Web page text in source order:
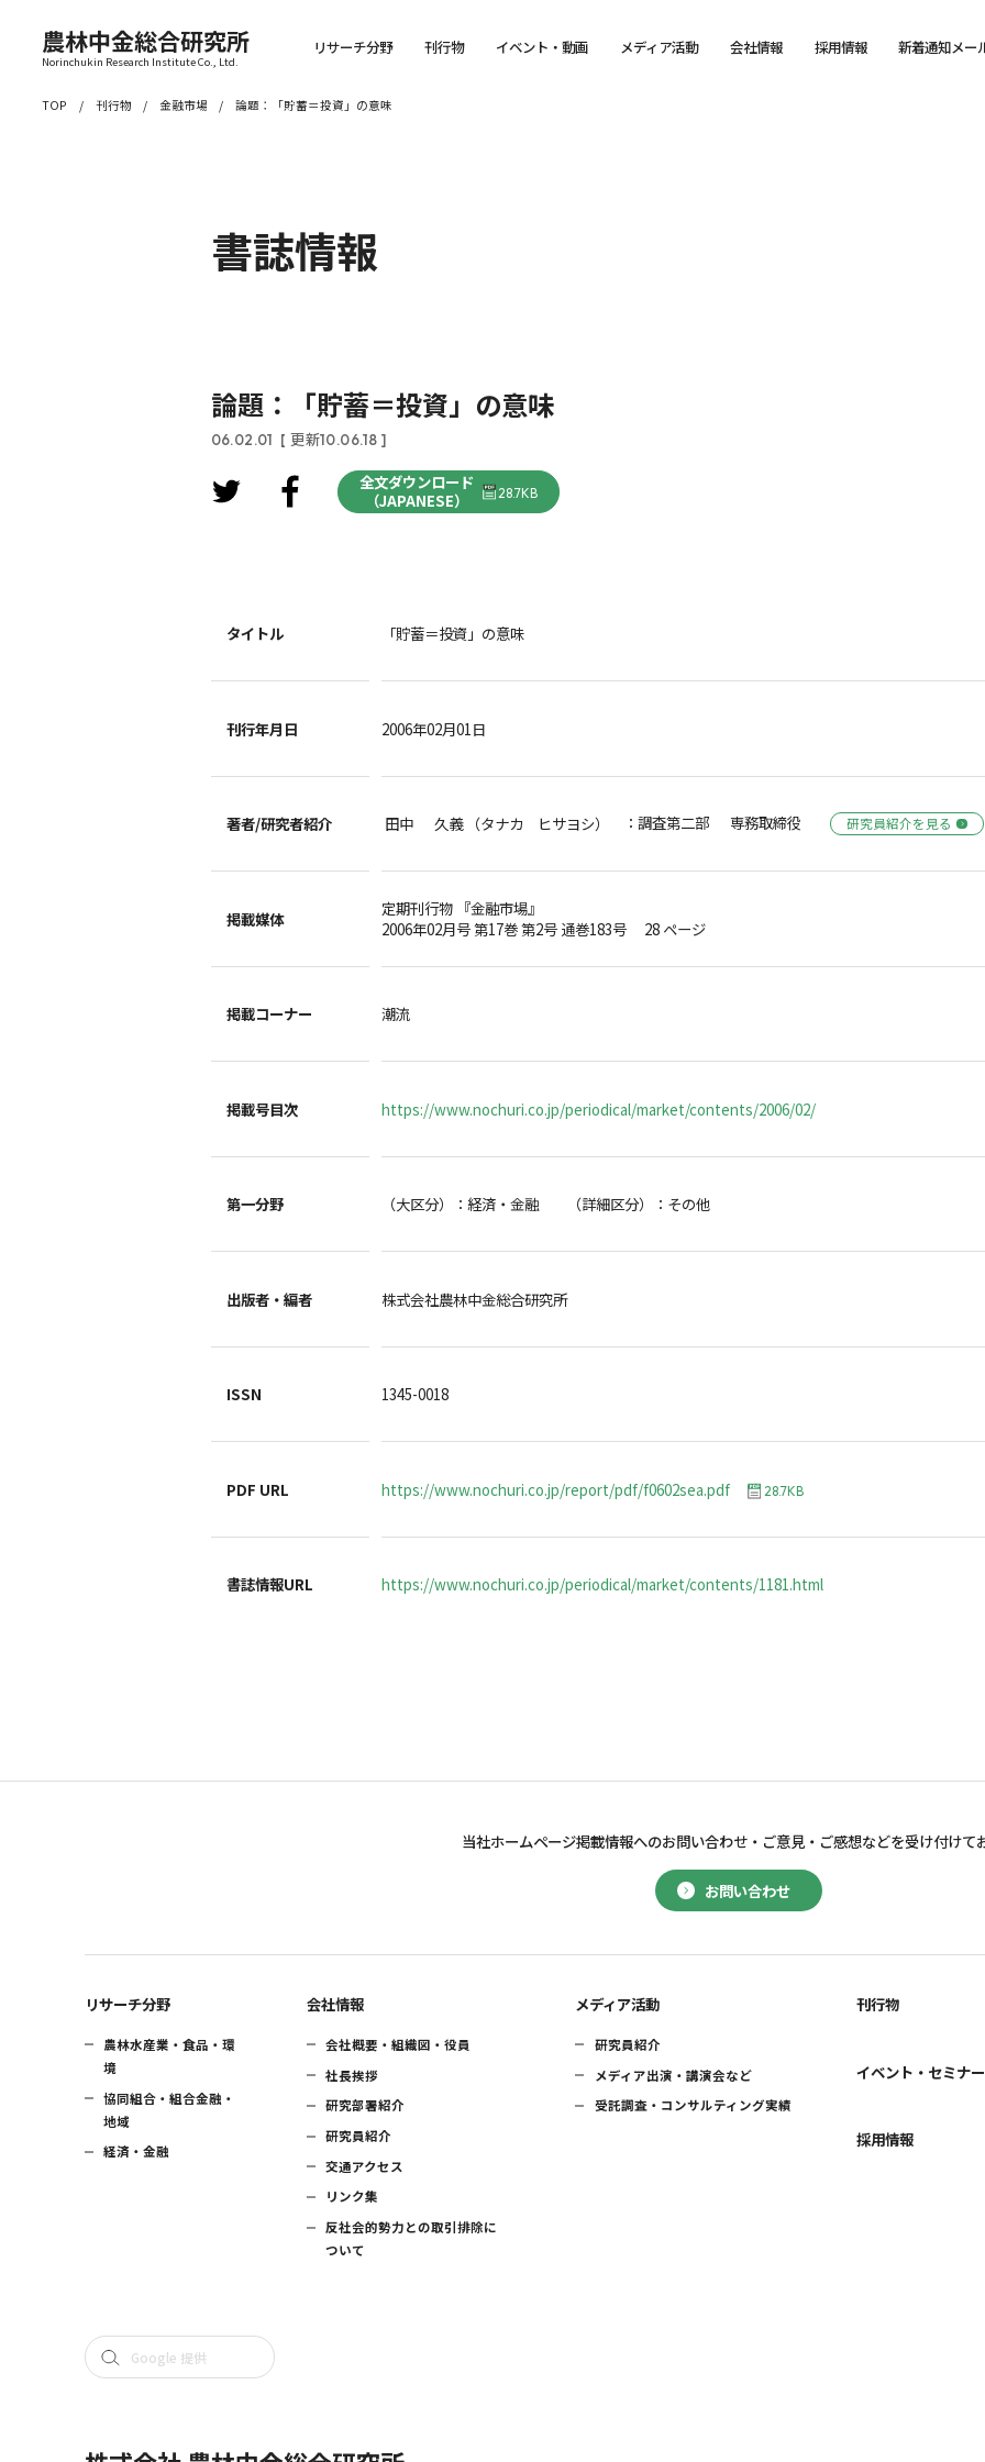
農林中金総合研究所
Norinchukin Research Institute Co., Ltd.
リサーチ分野 刊行物 イベント・動画 メディア活動 会社情報 採用情報 新着通知メー
TOP 刊行物 金融市場 論題：「貯蓄＝投資」の意味
書誌情報
論題：「貯蓄＝投資」の意味
06.02.01 [ 更新10.06.18 ]
全文ダウンロード
（JAPANESE）
28.7KB
タイトル 「貯蓄＝投資」の意味
刊行年月日 2006年02月01日
著者/研究者紹介 田中 久義 （タナカ ヒサヨシ） ：調査第二部 専務取締役 研究員紹介を見る
掲載媒体
定期刊行物 『金融市場』
2006年02月号 第17巻 第2号 通巻183号 28 ページ
掲載コーナー 潮流
掲載号目次 https://www.nochuri.co.jp/periodical/market/contents/2006/02/
第一分野 （大区分）：経済・金融 （詳細区分）：その他
出版者・編者 株式会社農林中金総合研究所
ISSN 1345-0018
PDF URL https://www.nochuri.co.jp/report/pdf/f0602sea.pdf 28.7KB
書誌情報URL https://www.nochuri.co.jp/periodical/market/contents/1181.html
お問い合わせ
当社ホームページ掲載情報へのお問い合わせ・ ご意見・ご感想などを受け付けて
リサーチ分野
農林水産業・食品・環
境
協同組合・組合金融・
地域
経済・金融
会社情報
会社概要・組織図・役員
社長挨拶
研究部署紹介
研究員紹介
交通アクセス
リンク集
反社会的勢力との取引排除に
ついて
メディア活動
研究員紹介
メディア出演・講演会など
受託調査・コンサルティング実績
刊行物
イベント・セミナー
採用情報